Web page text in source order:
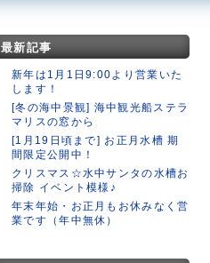
最新記事
新年は1月1日9:00より営業いた
します！
[冬の海中景観] 海中観光船ステラ
マリスの窓から
[1月19日頃まで] お正月水槽 期
間限定公開中！
クリスマス☆水中サンタの水槽お
掃除 イベント模様♪
年末年始・お正月もお休みなく営
業です（年中無休）